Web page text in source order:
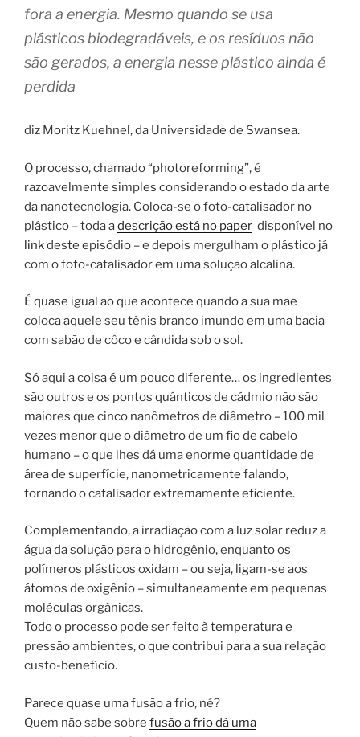
fora a energia. Mesmo quando se usa
plásticos biodegradáveis, e os resíduos não
são gerados, a energia nesse plástico ainda é
perdida
diz Moritz Kuehnel, da Universidade de Swansea.
O processo, chamado “photoreforming”, é
razoavelmente simples considerando o estado da arte
da nanotecnologia. Coloca-se o foto-catalisador no
plástico – toda adescrição está no paper disponível no
linkdeste episódio – e depois mergulham o plástico já
com o foto-catalisador em uma solução alcalina.
É quase igual ao que acontece quando a sua mãe
coloca aquele seu tênis branco imundo em uma bacia
com sabão de côco e cândida sob o sol.
Só aqui a coisa é um pouco diferente… os ingredientes
são outros e os pontos quânticos de cádmio não são
maiores que cinco nanômetros de diâmetro – 100 mil
vezes menor que o diâmetro de um fio de cabelo
humano – o que lhes dá uma enorme quantidade de
área de superfície, nanometricamente falando,
tornando o catalisador extremamente eficiente.
Complementando, a irradiação com a luz solar reduz a
água da solução para o hidrogênio, enquanto os
polímeros plásticos oxidam – ou seja, ligam-se aos
átomos de oxigênio – simultaneamente em pequenas
moléculas orgânicas.
Todo o processo pode ser feito à temperatura e
pressão ambientes, o que contribui para a sua relação
custo-benefício.
Parece quase uma fusão a frio, né?
Quem não sabe sobre fusão a frio dá uma